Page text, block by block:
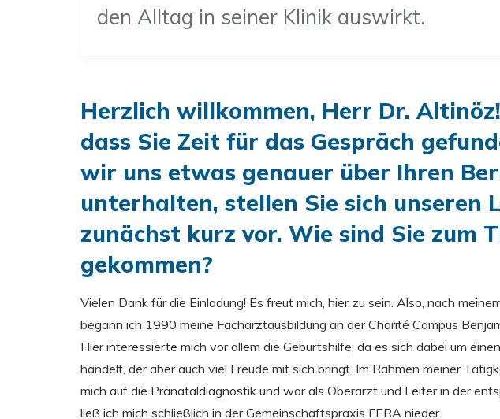
den Alltag in seiner Klinik auswirkt.
Herzlich willkommen, Herr Dr.
dass Sie Zeit für das Gespräch
wir uns etwas genauer über Ihren
unterhalten, stellen Sie sich unseren
zunächst kurz vor. Wie sind Sie zum
gekommen?
Vielen Dank für die Einladung! Es freut mich, hier zu sein. Also, nach
begann ich 1990 meine Facharztausbildung an der Charité Campus
Hier interessierte mich vor allem die Geburtshilfe, da es sich dabei um
handelt, der aber auch viel Freude mit sich bringt. Im Rahmen meiner
mich auf die Pränataldiagnostik und war als Oberarzt und Leiter in der
ließ ich mich schließlich in der Gemeinschaftspraxis FERA nieder.